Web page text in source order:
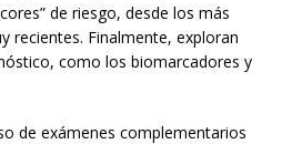
de riesgo, desde los más
recientes. Finalmente, exploran
como los biomarcadores y
de exámenes complementarios